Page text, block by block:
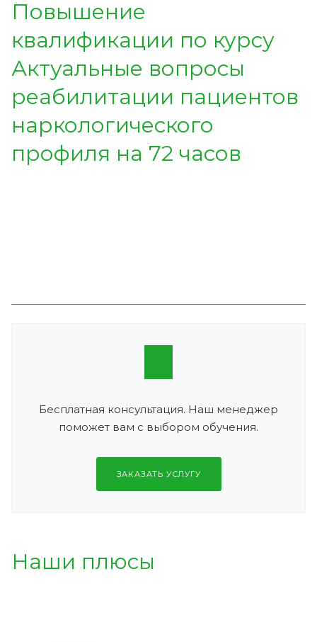
Повышение
квалификации по курсу
Актуальные вопросы
реабилитации пациентов
наркологического
профиля на 72 часов
Бесплатная консультация. Наш менеджер
поможет вам с выбором обучения.
ЗАКАЗАТЬ УСЛУГУ
Наши плюсы